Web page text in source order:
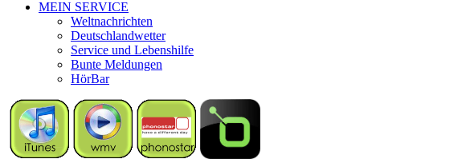
MEIN SERVICE
Weltnachrichten
Deutschlandwetter
Service und Lebenshilfe
Bunte Meldungen
HörBar